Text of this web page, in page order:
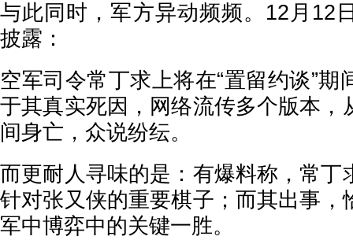
与此同时，军方异动频频。12月12
披露：
空军司令常丁求上将在“置留约谈”期
于其真实死因，网络流传多个版本，
间身亡，众说纷纭。
而更耐人寻味的是：有爆料称，常丁
针对张又侠的重要棋子；而其出事，
军中博弈中的关键一胜。